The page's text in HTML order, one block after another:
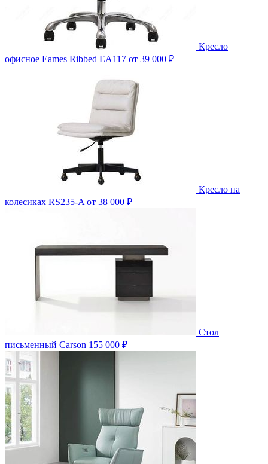
Кресло
офисное Eames Ribbed EA117 от 39 000 ₽
Кресло на
колесиках RS235-A от 38 000 ₽
Стол
письменный Carson 155 000 ₽